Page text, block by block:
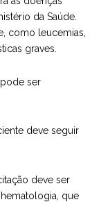
da Saúde.
como leucemias,
graves.
ser
deve seguir
deve ser
que